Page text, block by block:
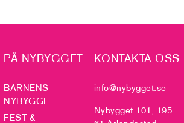
PÅ NYBYGGET
BARNENS
NYBYGGE
FEST &
KONTAKTA OSS
info@nybygget.se
Nybygget 101, 195